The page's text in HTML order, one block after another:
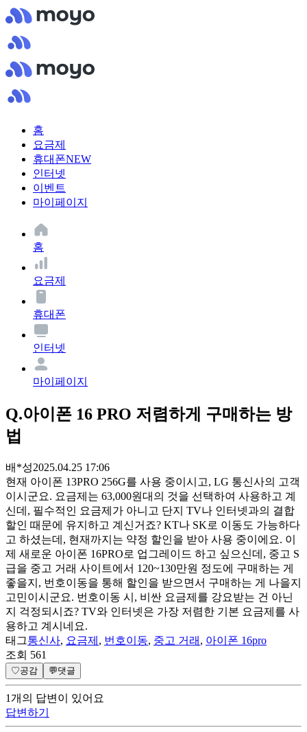
홈
요금제
휴대폰NEW
인터넷
이벤트
마이페이지
홈
요금제
휴대폰
인터넷
마이페이지
Q.아이폰 16 PRO 저렴하게 구매하는 방
법
배*성2025.04.25 17:06
현재 아이폰 13PRO 256G를 사용 중이시고, LG 통신사의 고객
이시군요. 요금제는 63,000원대의 것을 선택하여 사용하고 계
신데, 필수적인 요금제가 아니고 단지 TV나 인터넷과의 결합
할인 때문에 유지하고 계신거죠? KT나 SK로 이동도 가능하다
고 하셨는데, 현재까지는 약정 할인을 받아 사용 중이에요. 이
제 새로운 아이폰 16PRO로 업그레이드 하고 싶으신데, 중고 S
급을 중고 거래 사이트에서 120~130만원 정도에 구매하는 게
좋을지, 번호이동을 통해 할인을 받으면서 구매하는 게 나을지
고민이시군요. 번호이동 시, 비싼 요금제를 강요받는 건 아닌
지 걱정되시죠? TV와 인터넷은 가장 저렴한 기본 요금제를 사
용하고 계시네요.
태그통신사, 요금제 , 번호이동, 중고 거래 , 아이폰 16pro
조회 561
♡공감 💬댓글
1개 의 답변이 있어요
답변하기